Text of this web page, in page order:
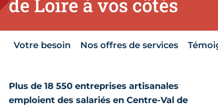
de Loire à vos côtés
Votre besoin Nos offres de services
Plus de 18 550 entreprises artisanales
emploient des salariés en Centre-Val de